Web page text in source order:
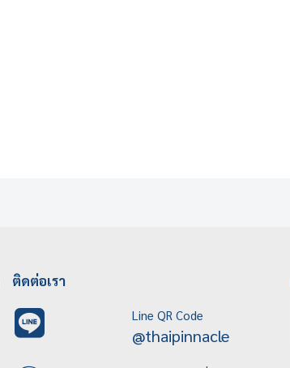
ติดต่อเรา
Line QR Code
@thaipinnacle